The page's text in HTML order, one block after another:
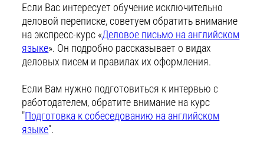
Если Вас интересует обучение исключительно
деловой переписке, советуем обратить внимание
на экспресс-курс «Деловое письмо на английском
языке». Он подробно рассказывает о видах
деловых писем и правилах их оформления.
Если Вам нужно подготовиться к интервью с
работодателем, обратите внимание на курс
"Подготовка к собеседованию на английском
языке".